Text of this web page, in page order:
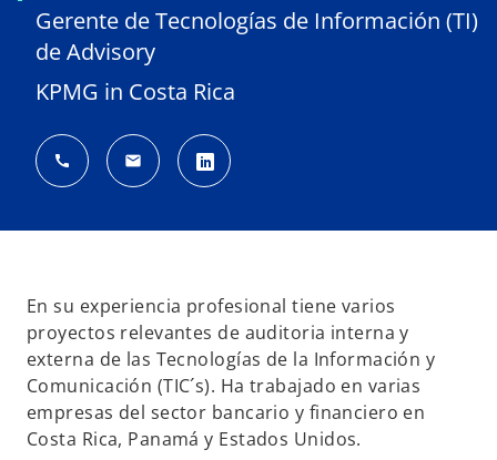
Gerente de Tecnologías de Información (TI)
de Advisory
KPMG in Costa Rica
call mail
e
r
e
e
n
u
n
En su experiencia profesional tiene varios
proyectos relevantes de auditoria interna y
externa de las Tecnologías de la Información y
Comunicación (TIC´s). Ha trabajado en varias
empresas del sector bancario y financiero en
Costa Rica, Panamá y Estados Unidos.